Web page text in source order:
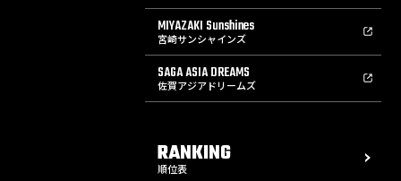
MIYAZAKI Sunshines
宮崎サンシャインズ
SAGA ASIA DREAMS
佐賀アジアドリームズ
RANKING
順位表